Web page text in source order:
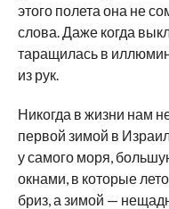
этого полета она не
слова. Даже когда
таращилась в
из рук.
Никогда в жизни нам
первой зимой в
у самого моря,
окнами, в которые
бриз, а зимой —